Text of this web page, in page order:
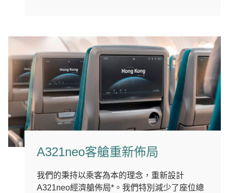
A321neo客艙重新佈局
我們的秉持以乘客為本的理念，重新設計
A321neo經濟艙佈局*。我們特別減少了座位總